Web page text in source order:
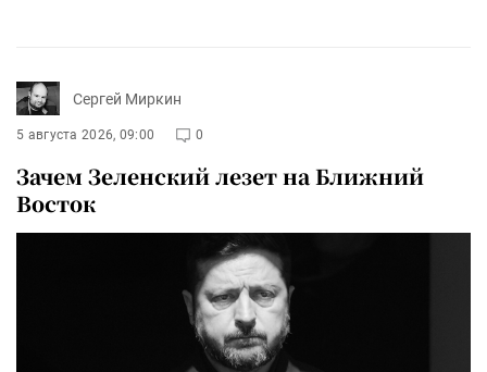
Сергей Миркин
5 августа 2026, 09:00 0
Зачем Зеленский лезет на Ближний
Восток